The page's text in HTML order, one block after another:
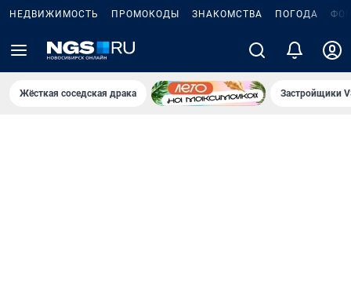
НЕДВИЖИМОСТЬ ПРОМОКОДЫ ЗНАКОМСТВА ПОГОДА
Жёсткая соседская драка Застройщики